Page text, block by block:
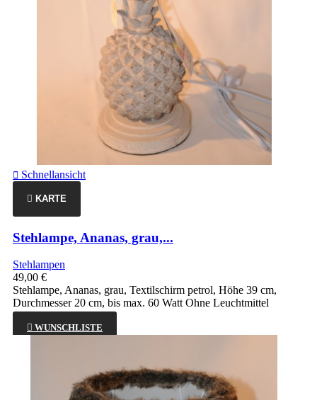
Schnellansicht
 KARTE
Stehlampe, Ananas, grau,...
Stehlampen
49,00 €
Stehlampe, Ananas, grau, Textilschirm petrol, Höhe 39 cm,
Durchmesser 20 cm, bis max. 60 Watt Ohne Leuchtmittel
 WUNSCHLISTE